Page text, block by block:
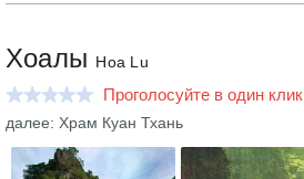
Хоалы Hoa Lu
Проголосуйте в один клик
далее: Храм Куан Тхань